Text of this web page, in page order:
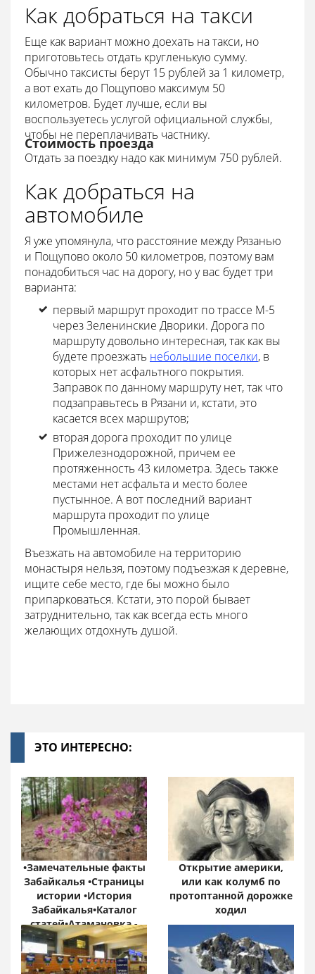
Как добраться на такси
Еще как вариант можно доехать на такси, но
приготовьтесь отдать кругленькую сумму.
Обычно таксисты берут 15 рублей за 1 километр,
а вот ехать до Пощупово максимум 50
километров. Будет лучше, если вы
воспользуетесь услугой официальной службы,
чтобы не переплачивать частнику.
Стоимость проезда
Отдать за поездку надо как минимум 750 рублей.
Как добраться на
автомобиле
Я уже упомянула, что расстояние между Рязанью
и Пощупово около 50 километров, поэтому вам
понадобиться час на дорогу, но у вас будет три
варианта:
первый маршрут проходит по трассе М-5
через Зеленинские Дворики. Дорога по
маршруту довольно интересная, так как вы
будете проезжать небольшие поселки, в
которых нет асфальтного покрытия.
Заправок по данному маршруту нет, так что
подзаправьтесь в Рязани и, кстати, это
касается всех маршрутов;
вторая дорога проходит по улице
Прижелезнодорожной, причем ее
протяженность 43 километра. Здесь также
местами нет асфальта и место более
пустынное. А вот последний вариант
маршрута проходит по улице
Промышленная.
Въезжать на автомобиле на территорию
монастыря нельзя, поэтому подъезжая к деревне,
ищите себе место, где бы можно было
припарковаться. Кстати, это порой бывает
затруднительно, так как всегда есть много
желающих отдохнуть душой.
ЭТО ИНТЕРЕСНО:
•Замечательные факты
Забайкалья •Страницы
истории •История
Забайкалья•Каталог
статей•Атамановка -
Онлайн•
Забайкальский край:
цифры и факты
Открытие америки,
или как колумб по
протоптанной дорожке
ходил